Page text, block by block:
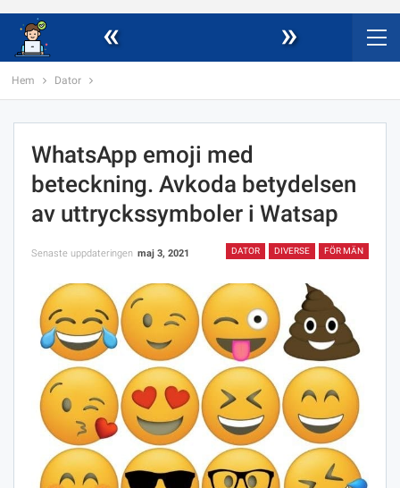
« »
Hem Dator
WhatsApp emoji med
beteckning. Avkoda betydelsen
av uttryckssymboler i Watsap
DATOR DIVERSE FÖR MÄN
Senaste uppdateringen maj 3, 2021